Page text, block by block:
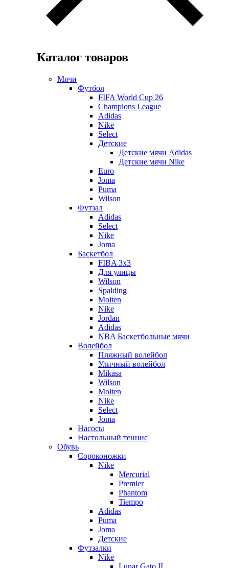
Каталог товаров
Мячи
Футбол
FIFA World Cup 26
Champions League
Adidas
Nike
Select
Детские
Детские мячи Adidas
Детские мячи Nike
Euro
Joma
Puma
Wilson
Футзал
Adidas
Select
Nike
Joma
Баскетбол
FIBA 3x3
Для улицы
Wilson
Spalding
Molten
Nike
Jordan
Adidas
NBA Баскетбольные мячи
Волейбол
Пляжный волейбол
Уличный волейбол
Mikasa
Wilson
Molten
Nike
Select
Joma
Насосы
Настольный теннис
Обувь
Сороконожки
Nike
Mercurial
Premier
Phantom
Tiempo
Adidas
Puma
Joma
Детские
Футзалки
Nike